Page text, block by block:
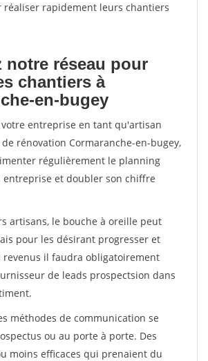
rapidement leurs chantiers
notre réseau pour
chantiers à
en-bugey
entreprise en tant qu'artisan
rénovation Cormaranche-en-bugey,
régulièrement le planning
entreprise et doubler son chiffre
artisans, le bouche à oreille peut
pour les désirant progresser et
il faudra obligatoirement
de leads prospectsion dans
méthodes de communication se
ou au porte à porte. Des
moins efficaces qui prenaient du